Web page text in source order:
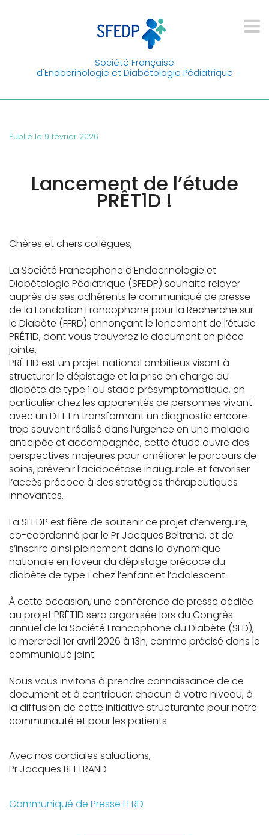
Société Française
d'Endocrinologie et Diabétologie Pédiatrique
Publié le 9 février 2026
Lancement de l’étude
PRÊT1D !
Chères et chers collègues,
La Société Francophone d’Endocrinologie et
Diabétologie Pédiatrique (SFEDP) souhaite relayer
auprès de ses adhérents le communiqué de presse
de la Fondation Francophone pour la Recherche sur
le Diabète (FFRD) annonçant le lancement de l’étude
PRÊT1D, dont vous trouverez le document en pièce
jointe.
PRÊT1D est un projet national ambitieux visant à
structurer le dépistage et la prise en charge du
diabète de type 1 au stade présymptomatique, en
particulier chez les apparentés de personnes vivant
avec un DT1. En transformant un diagnostic encore
trop souvent réalisé dans l’urgence en une maladie
anticipée et accompagnée, cette étude ouvre des
perspectives majeures pour améliorer le parcours de
soins, prévenir l’acidocétose inaugurale et favoriser
l’accès précoce à des stratégies thérapeutiques
innovantes.
La SFEDP est fière de soutenir ce projet d’envergure,
co-coordonné par le Pr Jacques Beltrand, et de
s’inscrire ainsi pleinement dans la dynamique
nationale en faveur du dépistage précoce du
diabète de type 1 chez l’enfant et l’adolescent.
À cette occasion, une conférence de presse dédiée
au projet PRÊT1D sera organisée lors du Congrès
annuel de la Société Francophone du Diabète (SFD),
le mercredi 1er avril 2026 à 13h, comme précisé dans le
communiqué joint.
Nous vous invitons à prendre connaissance de ce
document et à contribuer, chacun à votre niveau, à
la diffusion de cette initiative structurante pour notre
communauté et pour les patients.
Avec nos cordiales saluations,
Pr Jacques BELTRAND
Communiqué de Presse FFRD